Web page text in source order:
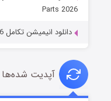
Parts 2026
دانلود انیمیشن تکامل Evolution 2026
آپدیت شده‌ها